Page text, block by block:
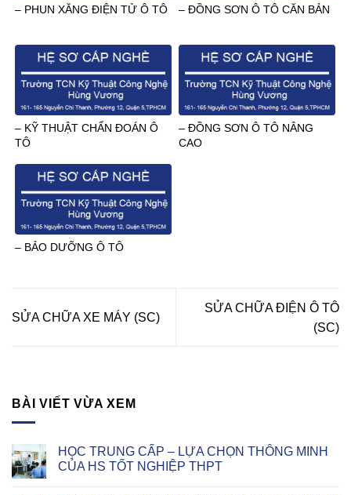
– PHUN XĂNG ĐIỆN TỬ Ô TÔ – ĐỒNG SƠN Ô TÔ CĂN BẢN
– KỸ THUẬT CHẨN ĐOÁN Ô
TÔ
– ĐỒNG SƠN Ô TÔ NÂNG
CAO
– BẢO DƯỠNG Ô TÔ
SỬA CHỮA XE MÁY (SC)
SỬA CHỮA ĐIỆN Ô TÔ
(SC)
BÀI VIẾT VỪA XEM
HỌC TRUNG CẤP – LỰA CHỌN THÔNG MINH
CỦA HS TỐT NGHIỆP THPT